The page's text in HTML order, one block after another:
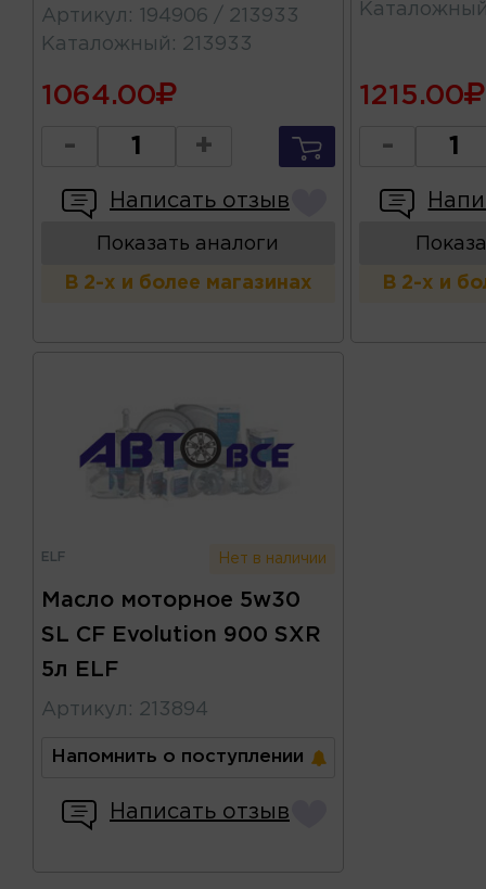
Артикул :
194906 / 213933
Каталожный : 213933
1064.00
- +
Написать отзыв
Показать аналоги
В 2-х и более магазинах
1215.00
-
В 2-х и
ELF Нет в наличии
Масло моторное 5w30
SL CF Evolution 900 SXR
5л ELF
Артикул : 213894
Напомнить о поступлении
Написать отзыв